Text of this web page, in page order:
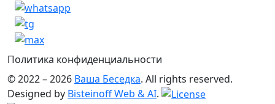
Политика конфиденциальности
© 2022 – 2026 Ваша Беседка. All rights reserved.
Designed by Bisteinoff Web & AI.